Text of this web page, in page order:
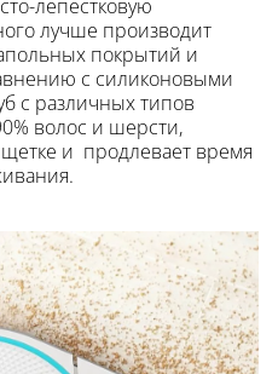
лепестковую
лучше производит
покрытий и
с силиконовыми
с различных типов
волос и шерсти,
и продлевает время